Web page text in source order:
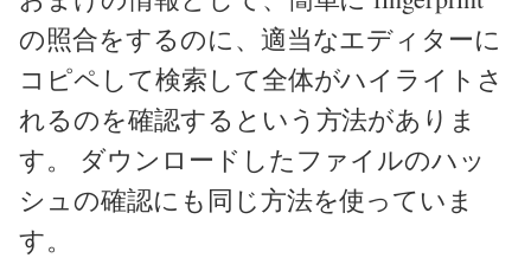
の照合をするのに、適当なエディターに
コピペして検索して全体がハイライトさ
れるのを確認するという方法がありま
す。 ダウンロードしたファイルのハッ
シュの確認にも同じ方法を使っていま
す。